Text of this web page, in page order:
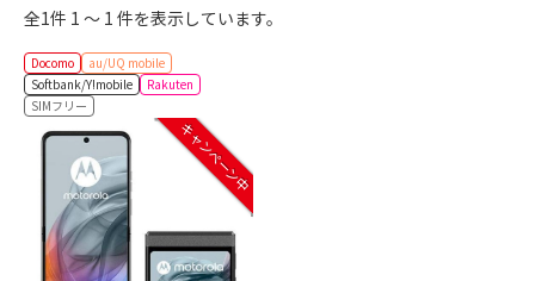
全1件 1 ～ 1 件を表示しています。
Docomo
au/UQ mobile
Softbank/Y!mobile
Rakuten
SIMフリー
キャンペーン中